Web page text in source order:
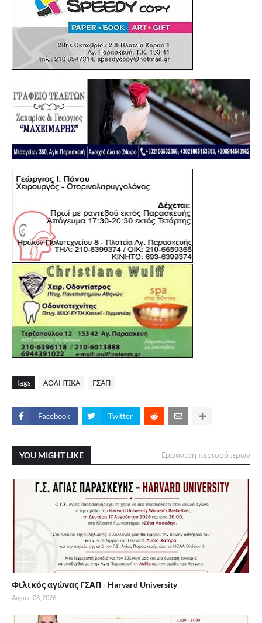
Tags ΑΘΛΗΤΙΚΑ ΓΣΑΠ
Facebook Twitter
YOU MIGHT LIKE Εμφάνιση περισσότερων
Φιλικός αγώνας ΓΣΑΠ - Harvard University
August 08, 2026